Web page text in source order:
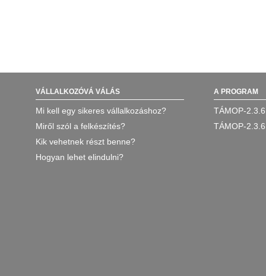
VÁLLALKOZÓVÁ VÁLÁS
Mi kell egy sikeres vállalkozáshoz?
Miről szól a felkészítés?
Kik vehetnek részt benne?
Hogyan lehet elindulni?
A PROGRAM
TÁMOP-
TÁMOP-